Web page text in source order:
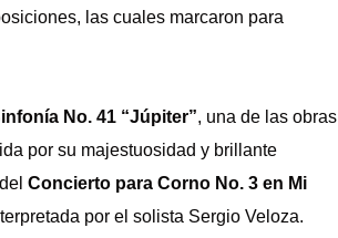
las cuales marcaron para
No. 41 “Júpiter”, una de las obras
por su majestuosidad y brillante
Concierto para Corno No. 3 en Mi
por el solista Sergio Veloza.